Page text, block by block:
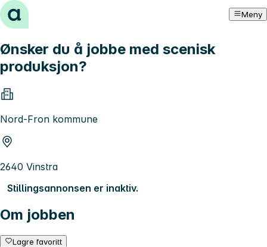
Hopp til innhold Meny
Ønsker du å jobbe med scenisk
produksjon?
Nord-Fron kommune
2640 Vinstra
Stillingsannonsen er inaktiv.
Om jobben
Lagre favoritt